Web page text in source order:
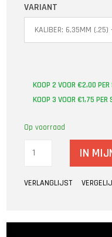
VARIANT
KOOP 2 VOOR €2,00
KOOP 3 VOOR €1,75
Op voorraad
IN
VERLANGLIJST